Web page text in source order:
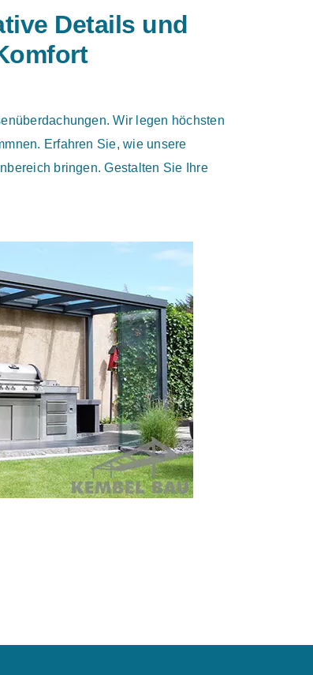
Details und
Wir legen höchsten
Erfahren Sie, wie unsere
bringen. Gestalten Sie Ihre